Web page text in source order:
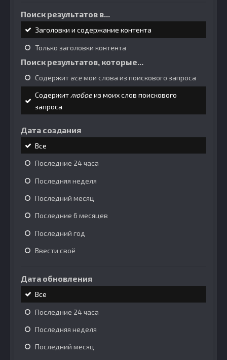
Поиск результатов в...
Заголовки и содержание контента
Только заголовки контента
Поиск результатов, которые...
Содержит всемои слова из поискового запроса
Содержитлюбоеиз моих слов поискового
запроса
Дата создания
Все
Последние 24 часа
Последняя неделя
Последний месяц
Последние 6 месяцев
Последний год
Ввести своё
Дата обновления
Все
Последние 24 часа
Последняя неделя
Последний месяц